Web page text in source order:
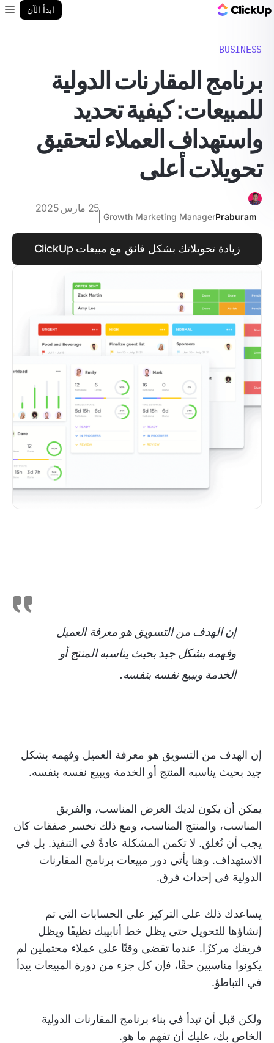
ابدأ الآن
BUSINESS
برنامج المقارنات الدولية
للمبيعات: كيفية تحديد
واستهداف العملاء لتحقيق
تحويلات أعلى
Praburam
Growth Marketing Manager
25 مارس 2025
زيادة تحويلاتك بشكل فائق مع مبيعات ClickUp
إن الهدف من التسويق هو معرفة العميل
وفهمه بشكل جيد بحيث يناسبه المنتج أو
الخدمة ويبيع نفسه بنفسه.
إن الهدف من التسويق هو معرفة العميل وفهمه بشكل
جيد بحيث يناسبه المنتج أو الخدمة ويبيع نفسه بنفسه.
يمكن أن يكون لديك العرض المناسب، والفريق
المناسب، والمنتج المناسب، ومع ذلك تخسر صفقات كان
يجب أن تُغلق. لا تكمن المشكلة عادةً في التنفيذ. بل في
الاستهداف. وهنا يأتي دور مبيعات برنامج المقارنات
الدولية في إحداث فرق.
يساعدك ذلك على التركيز على الحسابات التي تم
إنشاؤها للتحويل حتى يظل خط أنابيبك نظيفًا ويظل
فريقك مركزًا. عندما تقضي وقتًا على عملاء محتملين لم
يكونوا مناسبين حقًا، فإن كل جزء من دورة المبيعات يبدأ
في التباطؤ.
ولكن قبل أن تبدأ في بناء برنامج المقارنات الدولية
الخاص بك، عليك أن تفهم ما هو.